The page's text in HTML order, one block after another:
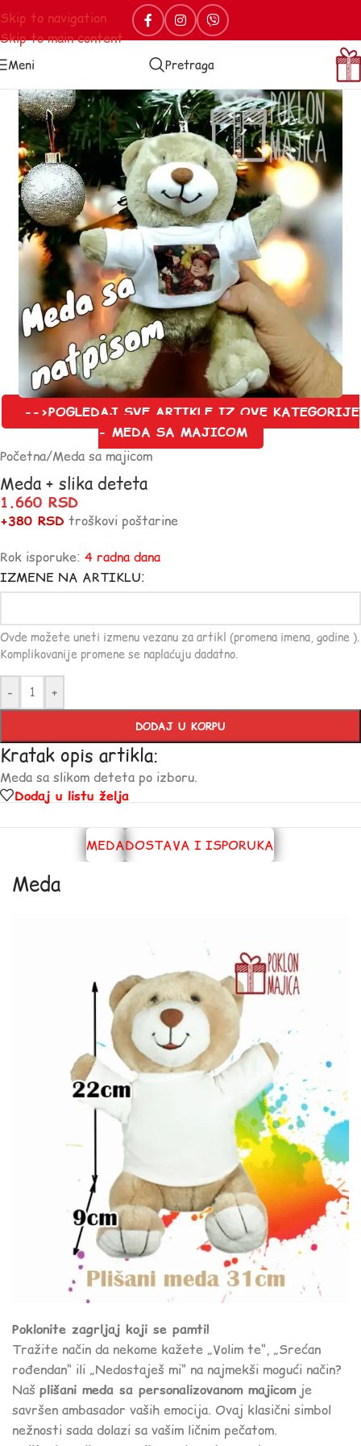
Skip to navigation
Skip to main content
Meni Pretraga
-->POGLEDAJ SVE ARTIKLE IZ OVE KATEGORIJE
- MEDA SA MAJICOM
Početna/Meda sa majicom
Meda + slika deteta
1.660 RSD
+380 RSD troškovi poštarine
Rok isporuke: 4 radna dana
IZMENE NA ARTIKLU:
Ovde možete uneti izmenu vezanu za artikl (promena imena, godine ).
Komplikovanije promene se naplaćuju dadatno.
- +
DODAJ U KORPU
Kratak opis artikla:
Meda sa slikom deteta po izboru.
Dodaj u listu želja
MEDADOSTAVA I ISPORUKA
Meda
Poklonite zagrljaj koji se pamti!
Tražite način da nekome kažete „Volim te“, „Srećan
rođendan“ ili „Nedostaješ mi“ na najmekši mogući način?
Naš plišani meda sa personalizovanom majicomje
savršen ambasador vaših emocija. Ovaj klasični simbol
nežnosti sada dolazi sa vašim ličnim pečatom.